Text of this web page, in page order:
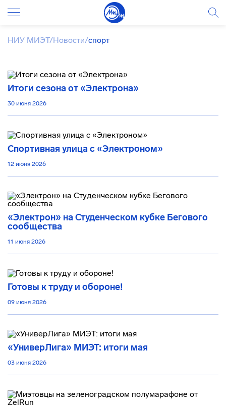
НИУ МИЭТ/Новости/спорт
Итоги сезона от «Электрона»
30 июня 2026
Спортивная улица с «Электроном»
12 июня 2026
«Электрон» на Студенческом кубке Бегового
сообщества
11 июня 2026
Готовы к труду и обороне!
09 июня 2026
«УниверЛига» МИЭТ: итоги мая
03 июня 2026